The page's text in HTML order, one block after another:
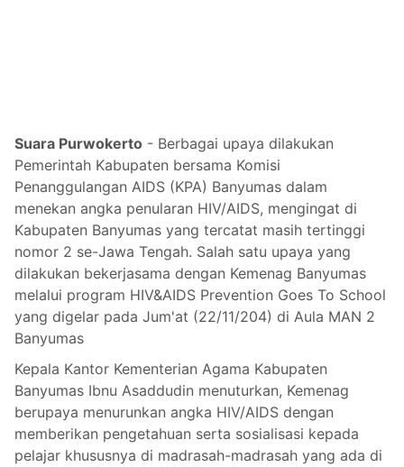
Suara Purwokerto - Berbagai upaya dilakukan
Pemerintah Kabupaten bersama Komisi
Penanggulangan AIDS (KPA) Banyumas dalam
menekan angka penularan HIV/AIDS, mengingat di
Kabupaten Banyumas yang tercatat masih tertinggi
nomor 2 se-Jawa Tengah. Salah satu upaya yang
dilakukan bekerjasama dengan Kemenag Banyumas
melalui program HIV&AIDS Prevention Goes To School
yang digelar pada Jum'at (22/11/204) di Aula MAN 2
Banyumas
Kepala Kantor Kementerian Agama Kabupaten
Banyumas Ibnu Asaddudin menuturkan, Kemenag
berupaya menurunkan angka HIV/AIDS dengan
memberikan pengetahuan serta sosialisasi kepada
pelajar khususnya di madrasah-madrasah yang ada di